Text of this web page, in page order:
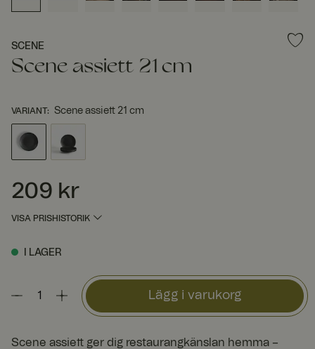
SCENE
Scene assiett 21 cm
VARIANT: Scene assiett 21 cm
Pris:209 kr
209 kr
VISA PRISHISTORIK
I LAGER
Lägg i varukorg
Scene assiett ger dig restaurangkänslan hemma –